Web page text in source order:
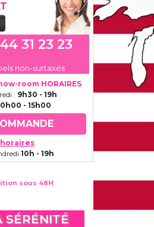
31 23 23
non-surtaxés
room HORAIRES
: 9h30 - 19h
- 15h00
horaires
10h - 19h
sous 48H
SÉRÉNITÉ